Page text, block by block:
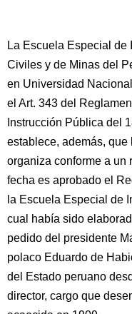
La Escuela Especial
Civiles y de Minas del
en Universidad
el Art. 343 del
Instrucción Pública del
establece, además,
organiza conforme a un
fecha es aprobado el
la Escuela Especial de
cual había sido
pedido del presidente
polaco Eduardo de
del Estado peruano
director, cargo que